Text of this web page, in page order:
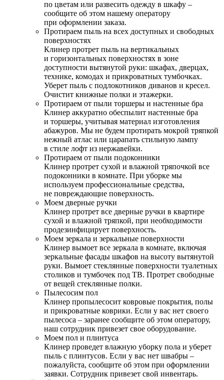
по цветам или развесить одежду в шкафу –
сообщите об этом нашему оператору
при оформлении заказа.
Протираем пыль на всех доступных и свободных
поверхностях
Клинер протрет пыль на вертикальных
и горизонтальных поверхностях в зоне
доступности вытянутой руки: шкафах, дверцах,
технике, комодах и прикроватных тумбочках.
Уберет пыль с подлокотников диванов и кресел.
Очистит книжные полки и этажерки.
Протираем от пыли торшеры и настенные бра
Клинер аккуратно обеспылит настенные бра
и торшеры, учитывая материал изготовления
абажуров. Мы не будем протирать мокрой тряпкой
нежный атлас или царапать стильную лампу
в стиле лофт из нержавейки.
Протираем от пыли подоконники
Клинер протрет сухой и влажной тряпочкой все
подоконники в комнате. При уборке мы
используем профессиональные средства,
не повреждающие поверхность.
Моем дверные ручки
Клинер протрет все дверные ручки в квартире
сухой и влажной тряпкой, при необходимости
продезинфицирует поверхность.
Моем зеркала и зеркальные поверхности
Клинер вымоет все зеркала в комнате, включая
зеркальные фасады шкафов на высоту вытянутой
руки. Вымоет стеклянные поверхности туалетных
столиков и тумбочек под ТВ. Протрет свободные
от вещей стеклянные полки.
Пылесосим пол
Клинер пропылесосит ковровые покрытия, полы
и прикроватные коврики. Если у вас нет своего
пылесоса – заранее сообщите об этом оператору,
наш сотрудник привезет свое оборудование.
Моем пол и плинтуса
Клинер проведет влажную уборку пола и уберет
пыль с плинтусов. Если у вас нет швабры –
пожалуйста, сообщите об этом при оформлении
заявки. Сотрудник привезет свой инвентарь.